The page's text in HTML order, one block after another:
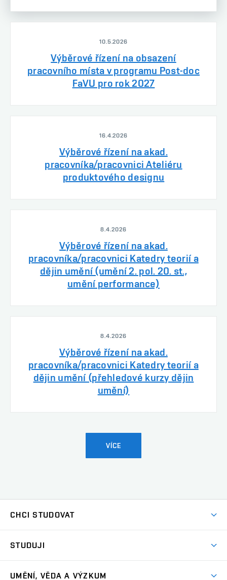
10.5.2026
Výběrové řízení na obsazení
pracovního místa v programu Post-doc
FaVU pro rok 2027
16.4.2026
Výběrové řízení na akad.
pracovníka/pracovnici Ateliéru
produktového designu
8.4.2026
Výběrové řízení na akad.
pracovníka/pracovnici Katedry teorií a
dějin umění (umění 2. pol. 20. st.,
umění performance)
8.4.2026
Výběrové řízení na akad.
pracovníka/pracovnici Katedry teorií a
dějin umění (přehledové kurzy dějin
umění)
VÍCE
CHCI STUDOVAT
Přijímačky
STUDUJI
UMĚNÍ, VĚDA A VÝZKUM